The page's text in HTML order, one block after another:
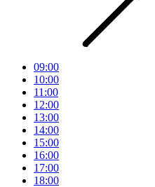
09:00
10:00
11:00
12:00
13:00
14:00
15:00
16:00
17:00
18:00